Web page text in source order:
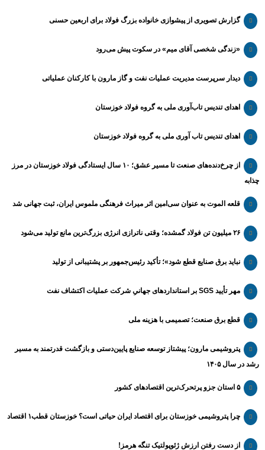
گزارش تصویری از پیشوازی خانواده بزرگ فولاد برای اربعین حسنی
«زندگی شخصی آقای میم» در سکوت پیش می‌رود
دیدار سرپرست مدیریت عملیات نفت و گاز مارون با کارکنان عملیاتی
اهدای تندیس تاب‌آوری ملی به گروه فولاد خوزستان
اهدای تندیس تاب آوری ملی به گروه فولاد خوزستان
از چرخ‌دنده‌های صنعت تا مسیر عشق؛ ۱۰ سال ایستادگی فولاد خوزستان در مرز
چذابه
قلعه الموت به عنوان سی‌امین اثر میراث‌ فرهنگی ملموس ایران، ثبت جهانی شد
۲۶ میلیون تن فولاد گمشده؛ وقتی ناترازی انرژی بزرگ‌ترین مانع تولید می‌شود
نباید برق صنایع قطع شود»؛ تأکید رئیس‌جمهور بر پشتیبانی از تولید
مهر تأیید SGS بر استانداردهای جهانیِ شرکت عملیات اکتشاف نفت
قطع برق صنعت؛ تصمیمی با هزینه ملی
پتروشیمی مارون؛ پیشتاز توسعه صنایع پایین‌دستی و بازگشت قدرتمند به مسیر
رشد در سال ۱۴۰۵
۵ استان جزو پرتحرک‌ترین اقتصاد‌های کشور
چرا پتروشیمی خوزستان برای اقتصاد ایران حیاتی است؟ خوزستان قطب۱ اقتصاد
از دست رفتن ارزش ژئوپولتیک تنگه هرمز!